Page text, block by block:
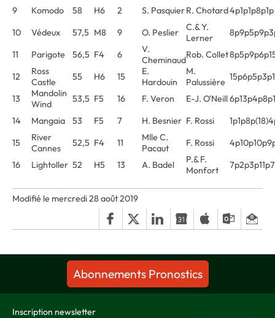
9
Komodo 58 H6 2 S. PasquierR. Chotard4p1p1p8p1p
10
Védeux 57,5 M8 9 O. Peslier
C.& Y.
Lerner
11
Parigote 56,5 F4 6
V.
CheminaudRob. Collet
12
Ross
Castle
55 H6 15
E.
Hardouin
M.
Palussière
13
Mandolin
Wind
53,5 F5 16 F. Veron E-J. O'Neill
14
Mangaia 53 F5 7 H. Besnier F. Rossi
15
River
Cannes
52,5 F4 11
Mlle C.
Pacaut
F. Rossi
16
Lightoller 52 H5 13 A. Badel
P.& F.
Monfort
Modifié le mercredi 28 août 2019
Abonnements Pronostics
Inscription newsletter